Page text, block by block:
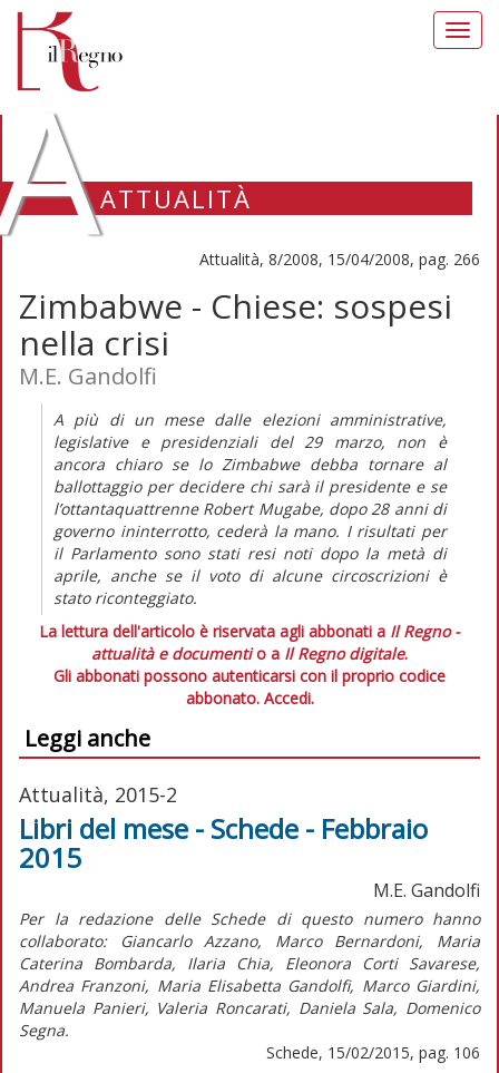
ATTUALITÀ
Attualità, 8/2008, 15/04/2008, pag. 266
Zimbabwe - Chiese: sospesi
nella crisi
M.E. Gandolfi
A più di un mese dalle elezioni amministrative,
legislative e presidenziali del 29 marzo, non è
ancora chiaro se lo Zimbabwe debba tornare al
ballottaggio per decidere chi sarà il presidente e se
l’ottantaquattrenne Robert Mugabe, dopo 28 anni di
governo ininterrotto, cederà la mano. I risultati per
il Parlamento sono stati resi noti dopo la metà di
aprile, anche se il voto di alcune circoscrizioni è
stato riconteggiato.
La lettura dell'articolo è riservata agli abbonati a Il Regno -
attualità e documentio a Il Regno digitale.
Gli abbonati possono autenticarsi con il proprio codice
abbonato. Accedi.
Leggi anche
Attualità, 2015-2
Libri del mese - Schede - Febbraio
2015
M.E. Gandolfi
Per la redazione delle Schede di questo numero hanno
collaborato: Giancarlo Azzano, Marco Bernardoni, Maria
Caterina Bombarda, Ilaria Chia, Eleonora Corti Savarese,
Andrea Franzoni, Maria Elisabetta Gandolfi, Marco Giardini,
Manuela Panieri, Valeria Roncarati, Daniela Sala, Domenico
Segna.
Schede, 15/02/2015, pag. 106